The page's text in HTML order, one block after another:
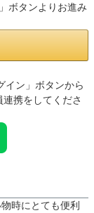
ボタンよりお進み
イン」ボタンから
連携をしてくださ
時にとても便利